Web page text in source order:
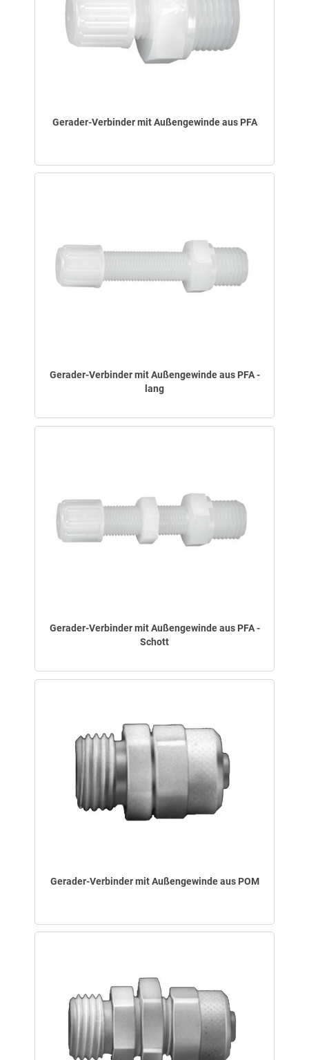
Gerader-Verbinder mit Außengewinde aus PFA
Gerader-Verbinder mit Außengewinde aus PFA -
lang
Gerader-Verbinder mit Außengewinde aus PFA -
Schott
Gerader-Verbinder mit Außengewinde aus POM